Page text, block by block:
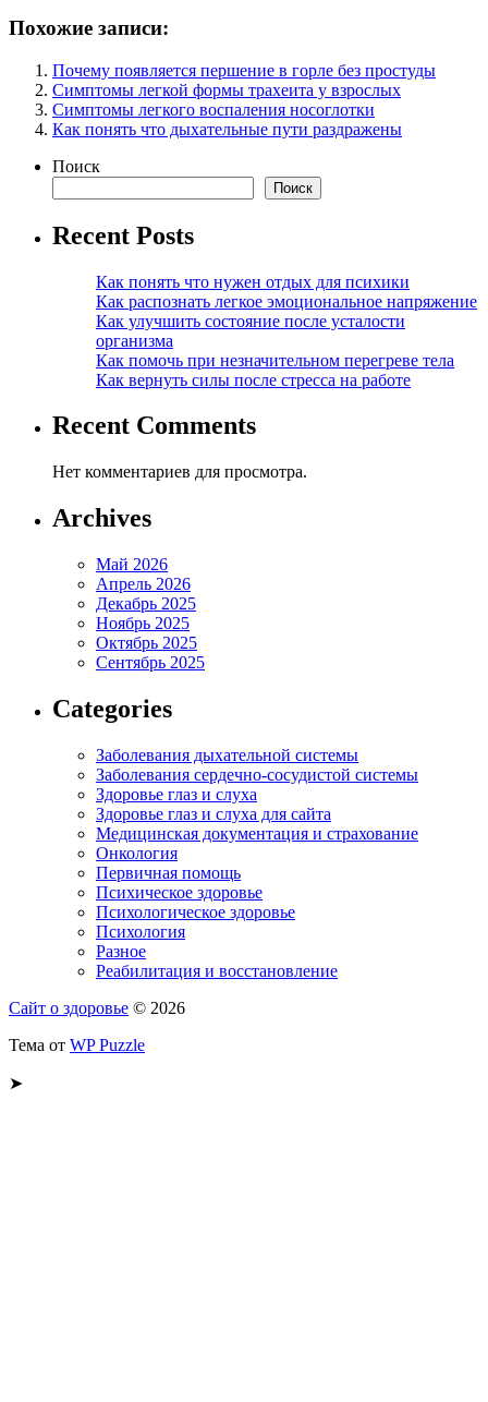
Похожие записи:
Почему появляется першение в горле без простуды
Симптомы легкой формы трахеита у взрослых
Симптомы легкого воспаления носоглотки
Как понять что дыхательные пути раздражены
Поиск
Поиск
Recent Posts
Как понять что нужен отдых для психики
Как распознать легкое эмоциональное напряжение
Как улучшить состояние после усталости
организма
Как помочь при незначительном перегреве тела
Как вернуть силы после стресса на работе
Recent Comments
Нет комментариев для просмотра.
Archives
Май 2026
Апрель 2026
Декабрь 2025
Ноябрь 2025
Октябрь 2025
Сентябрь 2025
Categories
Заболевания дыхательной системы
Заболевания сердечно-сосудистой системы
Здоровье глаз и слуха
Здоровье глаз и слуха для сайта
Медицинская документация и страхование
Онкология
Первичная помощь
Психическое здоровье
Психологическое здоровье
Психология
Разное
Реабилитация и восстановление
Сайт о здоровье © 2026
Тема от WP Puzzle
➤